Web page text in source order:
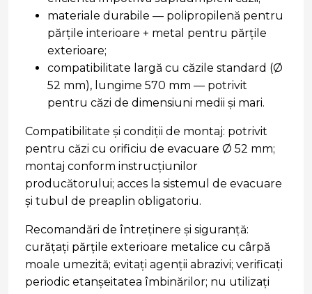
materiale durabile — polipropilenă pentru
părţile interioare + metal pentru părţile
exterioare;
compatibilitate largă cu căzile standard (Ø
52 mm), lungime 570 mm — potrivit
pentru căzi de dimensiuni medii şi mari.
Compatibilitate şi condiţii de montaj: potrivit
pentru căzi cu orificiu de evacuare Ø 52 mm;
montaj conform instrucțiunilor
producătorului; acces la sistemul de evacuare
şi tubul de preaplin obligatoriu.
Recomandări de întreţinere şi siguranţă:
curăţaţi părţile exterioare metalice cu cârpă
moale umezită; evitaţi agenţii abrazivi; verificaţi
periodic etanşeitatea îmbinărilor; nu utilizaţi